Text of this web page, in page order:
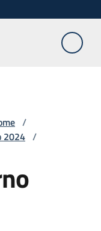
/
2024 /